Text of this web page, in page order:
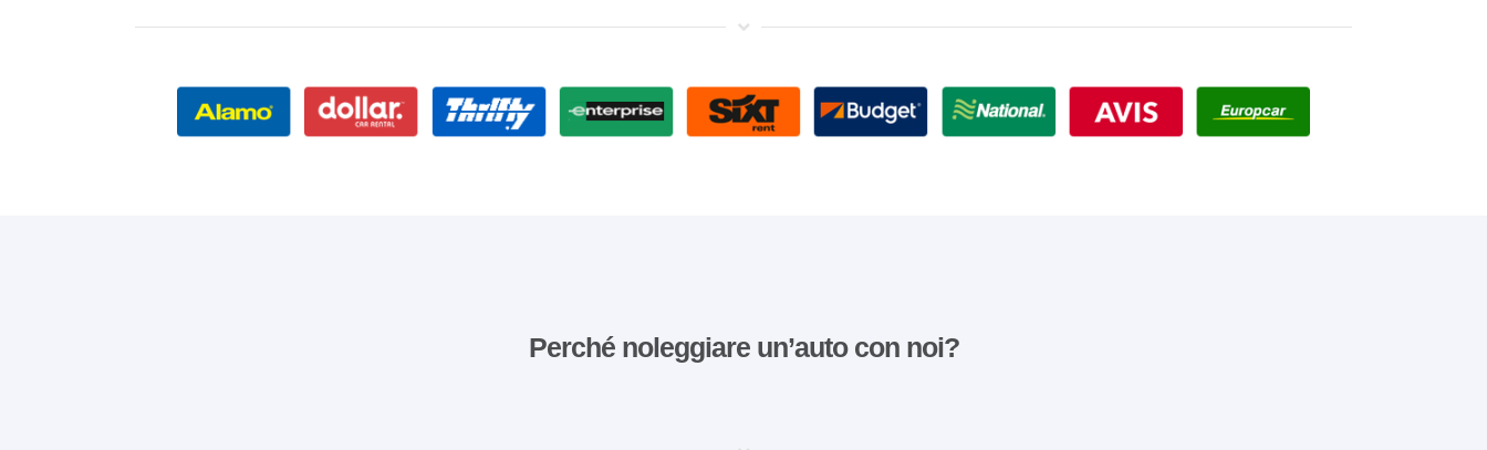
Perché noleggiare un’auto con noi?